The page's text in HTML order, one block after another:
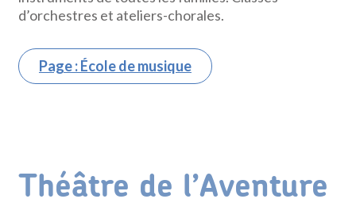
d’orchestres et ateliers-chorales.
Page : École de musique
Théâtre de l’Aventure